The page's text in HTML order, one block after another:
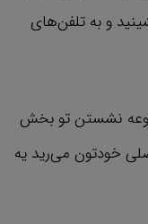
و به تلفن‌های
نشستن تو بخش
خودتون می‌رید یه